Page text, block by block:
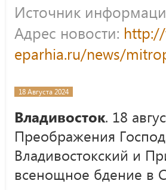
Источник
Адрес новости:
eparhia.ru/news/
18 Августа 2024
Владивосток. 18
Преображения
Владивостокский и
всенощное бдение в